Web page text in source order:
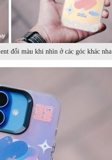
đổi màu khi nhìn ở các góc khác